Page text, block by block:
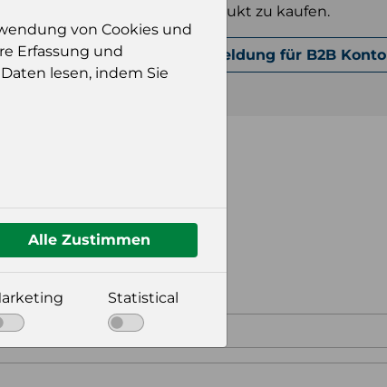
dieses Produkt zu kaufen.
Einloggen Anmeldung für B2B Konto
von Cookies und
Erfassung und
lesen, indem Sie
Alle Zustimmen
Statistical